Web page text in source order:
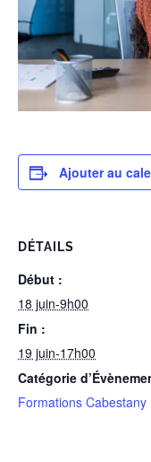
Ajouter au
DÉTAILS
Début :
18 juin-9h00
Fin :
19 juin-17h00
Catégorie
Formations Cabestany